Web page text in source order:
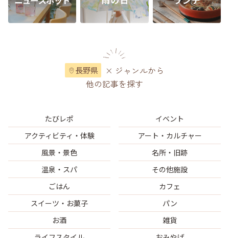
長野県
× ジャンルから
他の記事を探す
たびレポ
イベント
アクティビティ・体験
アート・カルチャー
風景・景色
名所・旧跡
温泉・スパ
その他施設
ごはん
カフェ
スイーツ・お菓子
パン
お酒
雑貨